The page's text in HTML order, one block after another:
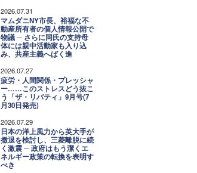
2026.07.31
マムダニNY市長、裕福な不
動産所有者の個人情報公開で
物議 ─ さらに同氏の支持母
体には親中活動家も入り込
み、共産主義へばく進
2026.07.27
疲労・人間関係・プレッシャ
ー……このストレスどう抜こ
う「ザ・リバティ」9月号(7
月30日発売)
2026.07.29
日本の洋上風力から英大手が
撤退を検討し、三菱離脱に続
く激震 ─ 政府はもう潔くエ
ネルギー政策の転換を表明す
べき